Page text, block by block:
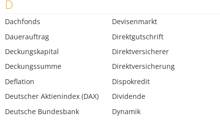
D
Dachfonds
Dauerauftrag
Deckungskapital
Deckungssumme
Deflation
Deutscher Aktienindex (DAX)
Deutsche Bundesbank
Devisenmarkt
Direktgutschrift
Direktversicherer
Direktversicherung
Dispokredit
Dividende
Dynamik